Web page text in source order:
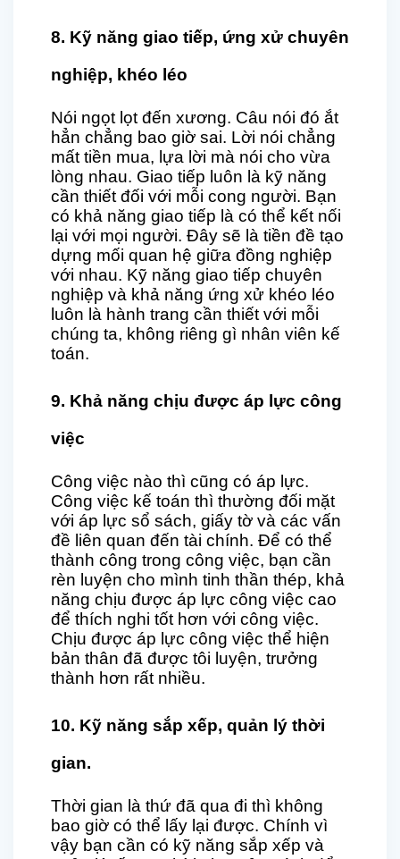
8. Kỹ năng giao tiếp, ứng xử chuyên
nghiệp, khéo léo
Nói ngọt lọt đến xương. Câu nói đó ắt
hẳn chẳng bao giờ sai. Lời nói chẳng
mất tiền mua, lựa lời mà nói cho vừa
lòng nhau. Giao tiếp luôn là kỹ năng
cần thiết đối với mỗi cong người. Bạn
có khả năng giao tiếp là có thể kết nối
lại với mọi người. Đây sẽ là tiền đề tạo
dựng mối quan hệ giữa đồng nghiệp
với nhau. Kỹ năng giao tiếp chuyên
nghiệp và khả năng ứng xử khéo léo
luôn là hành trang cần thiết với mỗi
chúng ta, không riêng gì nhân viên kế
toán.
9. Khả năng chịu được áp lực công
việc
Công việc nào thì cũng có áp lực.
Công việc kế toán thì thường đối mặt
với áp lực sổ sách, giấy tờ và các vấn
đề liên quan đến tài chính. Để có thể
thành công trong công việc, bạn cần
rèn luyện cho mình tinh thần thép, khả
năng chịu được áp lực công việc cao
để thích nghi tốt hơn với công việc.
Chịu được áp lực công việc thể hiện
bản thân đã được tôi luyện, trưởng
thành hơn rất nhiều.
10. Kỹ năng sắp xếp, quản lý thời
gian.
Thời gian là thứ đã qua đi thì không
bao giờ có thể lấy lại được. Chính vì
vậy bạn cần có kỹ năng sắp xếp và